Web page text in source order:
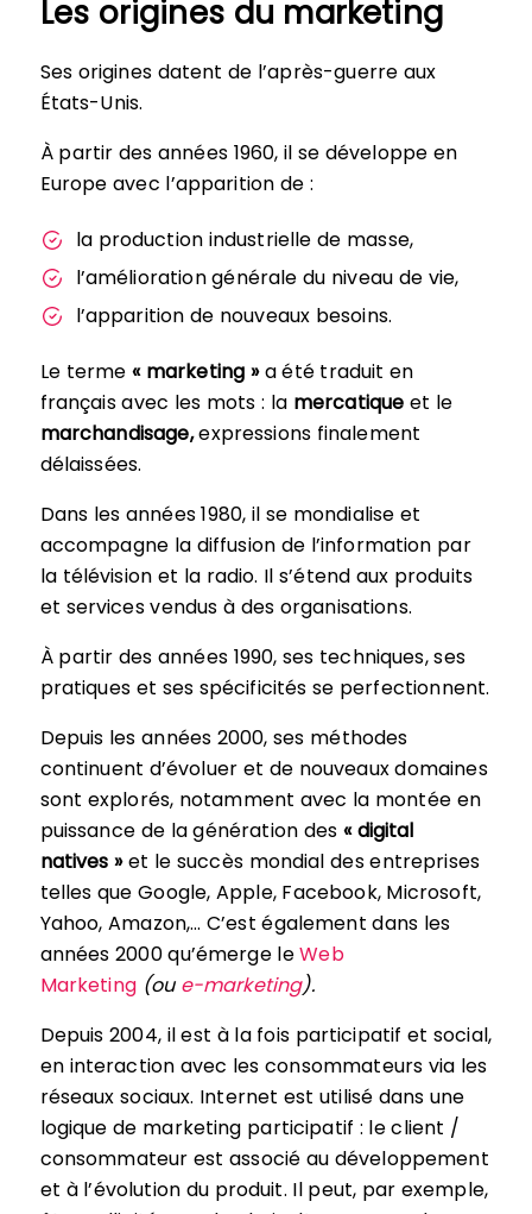
Les origines du marketing
Ses origines datent de l’après-guerre aux
États-Unis.
À partir des années 1960, il se développe en
Europe avec l’apparition de :
la production industrielle de masse,
l’amélioration générale du niveau de vie,
l’apparition de nouveaux besoins.
Le terme « marketing »a été traduit en
français avec les mots : la mercatique et le
marchandisage,expressions finalement
délaissées.
Dans les années 1980, il se mondialise et
accompagne la diffusion de l’information par
la télévision et la radio. Il s’étend aux produits
et services vendus à des organisations.
À partir des années 1990, ses techniques, ses
pratiques et ses spécificités se perfectionnent.
Depuis les années 2000, ses méthodes
continuent d’évoluer et de nouveaux domaines
sont explorés, notamment avec la montée en
puissance de la génération des « digital
natives »et le succès mondial des entreprises
telles que Google, Apple, Facebook, Microsoft,
Yahoo, Amazon,… C’est également dans les
années 2000 qu’émerge leWeb
Marketing (ou e-marketing).
Depuis 2004, il est à la fois participatif et social,
en interaction avec les consommateurs via les
réseaux sociaux. Internet est utilisé dans une
logique de marketing participatif : le client /
consommateur est associé au développement
et à l’évolution du produit. Il peut, par exemple,